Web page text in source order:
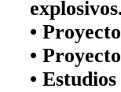
explosivos
•
•
•